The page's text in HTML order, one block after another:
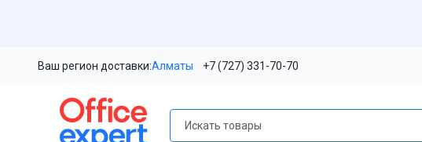
Ваш регион доставки:Алматы +7 (727) 331-70-70